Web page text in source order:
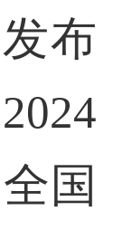
布
国